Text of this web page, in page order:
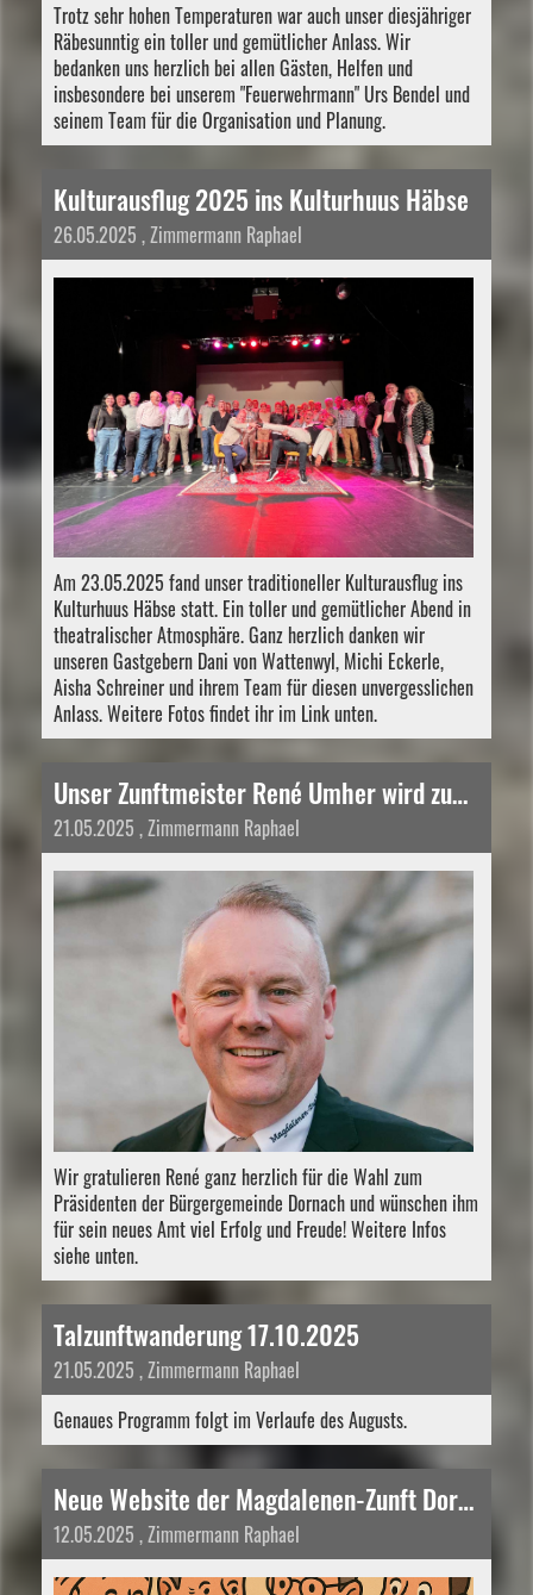
Trotz sehr hohen Temperaturen war auch unser diesjähriger
Räbesunntig ein toller und gemütlicher Anlass. Wir
bedanken uns herzlich bei allen Gästen, Helfen und
insbesondere bei unserem "Feuerwehrmann" Urs Bendel und
seinem Team für die Organisation und Planung.
Kulturausflug 2025 ins Kulturhuus Häbse
26.05.2025 , Zimmermann Raphael
Am 23.05.2025 fand unser traditioneller Kulturausflug ins
Kulturhuus Häbse statt. Ein toller und gemütlicher Abend in
theatralischer Atmosphäre. Ganz herzlich danken wir
unseren Gastgebern Dani von Wattenwyl, Michi Eckerle,
Aisha Schreiner und ihrem Team für diesen unvergesslichen
Anlass. Weitere Fotos findet ihr im Link unten.
Unser Zunftmeister René Umher wird zum Präsidenten der Bürgergemeinde Dornach gewählt!
21.05.2025 , Zimmermann Raphael
Wir gratulieren René ganz herzlich für die Wahl zum
Präsidenten der Bürgergemeinde Dornach und wünschen ihm
für sein neues Amt viel Erfolg und Freude! Weitere Infos
siehe unten.
Talzunftwanderung 17.10.2025
21.05.2025 , Zimmermann Raphael
Genaues Programm folgt im Verlaufe des Augusts.
Neue Website der Magdalenen-Zunft Dornach
12.05.2025 , Zimmermann Raphael